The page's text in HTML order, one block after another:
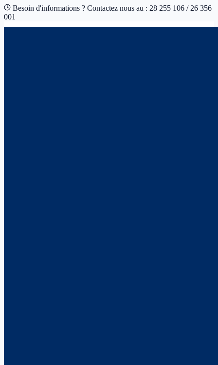
Besoin d'informations ? Contactez nous au : 28 255 106 / 26 356
001